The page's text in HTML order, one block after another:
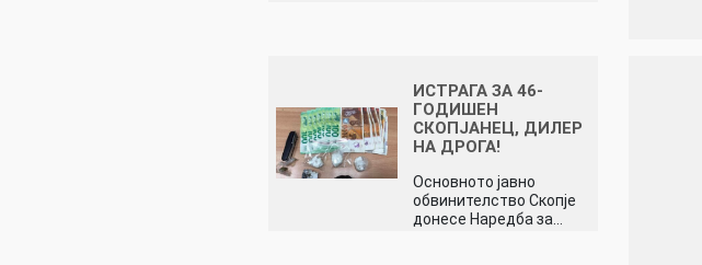
ИСТРАГА ЗА 46-
ГОДИШЕН
СКОПЈАНЕЦ, ДИЛЕР
НА ДРОГА!
Основното јавно
обвинителство Скопје
донесе Наредба за…